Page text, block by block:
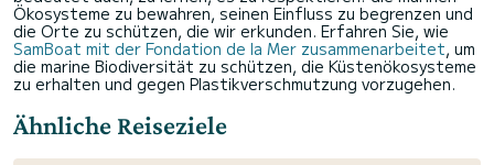
Ökosysteme zu bewahren, seinen Einfluss zu begrenzen und
die Orte zu schützen, die wir erkunden. Erfahren Sie, wie
SamBoat mit der Fondation de la Mer zusammenarbeitet, um
die marine Biodiversität zu schützen, die Küstenökosysteme
zu erhalten und gegen Plastikverschmutzung vorzugehen.
Ähnliche Reiseziele